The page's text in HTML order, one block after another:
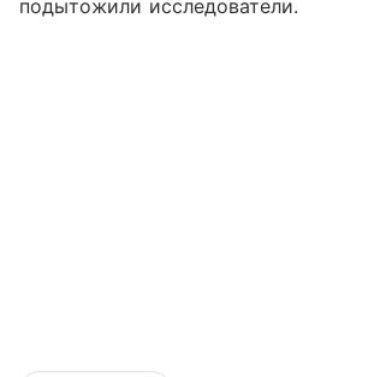
подытожили исследователи.